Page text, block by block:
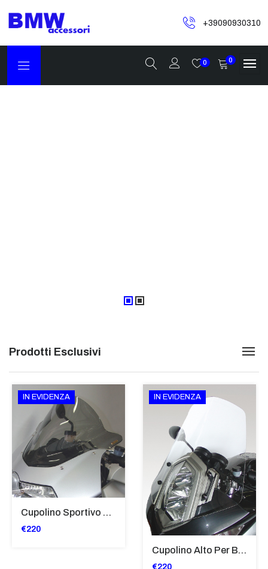
+39090930310
0 0
Prodotti Esclusivi
IN EVIDENZA
Cupolino Sportivo Per Bmw K 1200 R Sport 2005-07 TRASPARENTE - Sc967-T
€220
IN EVIDENZA
Cupolino Alto Per Bmw R 1200 St 2004 - 2007 TRASPARENTE - Sc950-T
€220